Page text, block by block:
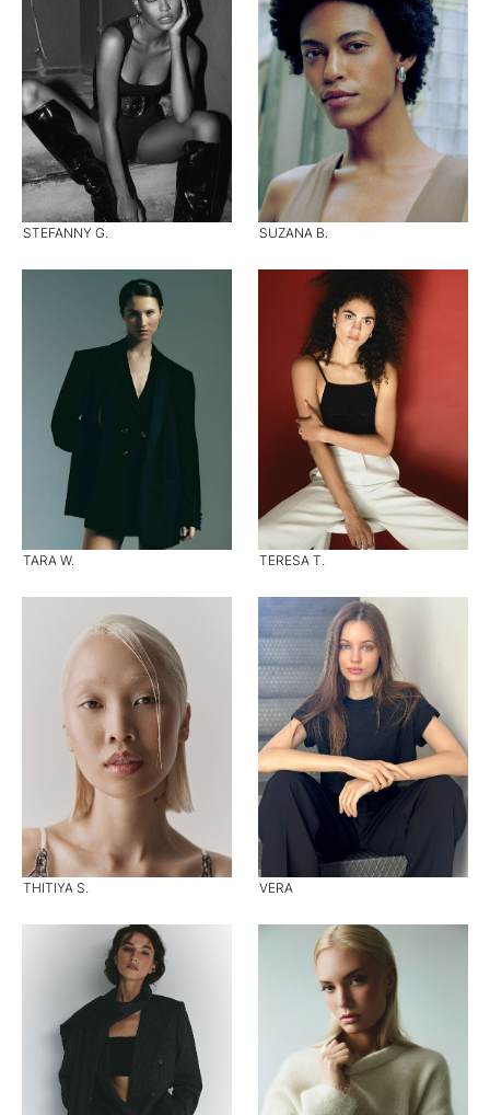
STEFANNY G. SUZANA B.
TARA W. TERESA T.
THITIYA S. VERA